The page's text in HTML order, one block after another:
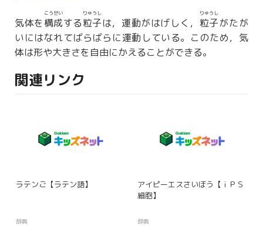
気体を 構成
こうせい
する粒子
りゅうし
は，運動がはげしく， 粒子
りゅうし
がたが
いにはなれてばらばらに運動している。このため，気
体は形や大きさを自由にかえることができる。
関連リンク
ラテンご【ラテン語】
辞典
アイピーエスさいぼう【ｉＰＳ
細胞】
辞典